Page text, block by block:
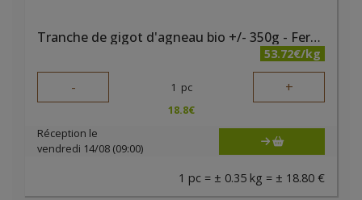
Tranche de gigot d'agneau bio +/- 350g - Ferme des noyers
53.72€/kg
- 1 pc +
18.8€
Réception le
vendredi 14/08 (09:00)
1 pc = ± 0.35 kg = ± 18.80 €